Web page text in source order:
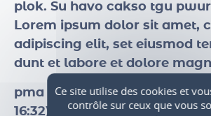
hawers, eit yaggles orn ti
plok. Su havo cakso tgu
Lorem ipsum dolor sit amet,
adipiscing elit, set eiusmod
dunt et labore et dolore
Ce site utilise des cookies et
contrôle sur ceux que vous